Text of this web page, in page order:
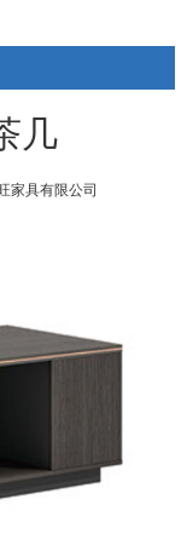
几
家具有限公司